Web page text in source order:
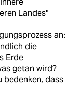
Landes"
an:
die
Erde
getan wird?
bedenken, dass